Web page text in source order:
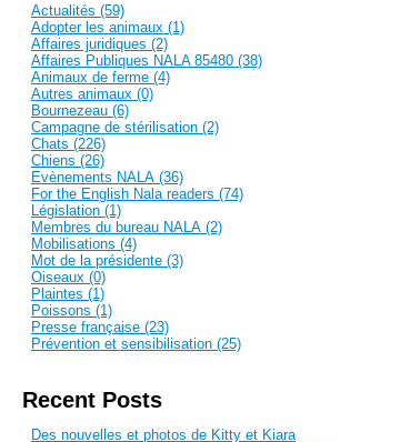
Actualités (59)
Adopter les animaux (1)
Affaires juridiques (2)
Affaires Publiques NALA 85480 (38)
Animaux de ferme (4)
Autres animaux (0)
Bournezeau (6)
Campagne de stérilisation (2)
Chats (226)
Chiens (26)
Evènements NALA (36)
For the English Nala readers (74)
Législation (1)
Membres du bureau NALA (2)
Mobilisations (4)
Mot de la présidente (3)
Oiseaux (0)
Plaintes (1)
Poissons (1)
Presse française (23)
Prévention et sensibilisation (25)
Recent Posts
Des nouvelles et photos de Kitty et Kiara